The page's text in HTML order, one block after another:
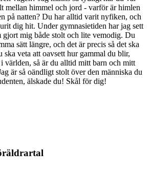
mellan himmel och jord - varför är himlen
på natten? Du har alltid varit nyfiken, och
dig hit. Under gymnasietiden har jag sett
gjort mig både stolt och lite vemodig. Du
sätt längre, och det är precis så det ska
veta att oavsett hur gammal du blir,
världen, så är du alltid mitt barn och mitt
är så oändligt stolt över den människa du
älskade du! Skål för dig!